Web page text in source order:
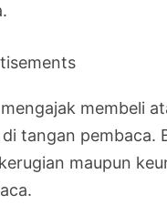
membeli
tangan pembaca.
maupun